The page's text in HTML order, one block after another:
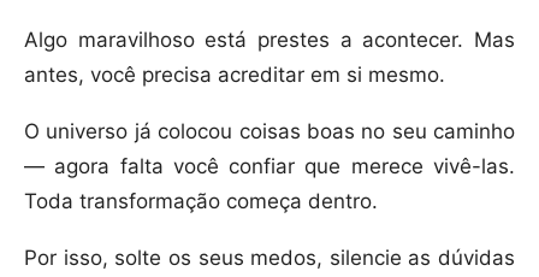
Algo maravilhoso está prestes a acontecer. Mas
antes, você precisa acreditar em si mesmo.
O universo já colocou coisas boas no seu caminho
— agora falta você confiar que merece vivê-las.
Toda transformação começa dentro.
Por isso, solte os seus medos, silencie as dúvidas